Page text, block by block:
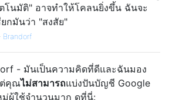
โนมัติ" อาจทำให้โคลนยิ่งขึ้น ฉันจะ
ยกมันว่า "สงสัย"
Brandorf
- มันเป็นความคิดที่ดีและฉันมอง
ต่คุณไม่สามารถแบ่งปันบัญชี Google
มู่ผู้ใช้จำนวนมาก ดูที่นี่: